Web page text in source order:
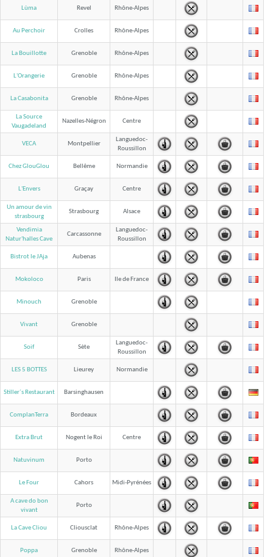
Lùma Revel Rhône-Alpes
Au Perchoir Crolles Rhône-Alpes
La Bouillotte Grenoble Rhône-Alpes
L'Orangerie Grenoble Rhône-Alpes
La Casabonita Grenoble Rhône-Alpes
La Source
Vaugadeland
Nazelles-Négron Centre
VECA Montpellier
Languedoc-
Roussillon
Chez GlouGlou Bellême Normandie
L'Envers Graçay Centre
Un amour de vin
strasbourg
Strasbourg Alsace
Vendimia
Natur'halles Cave
Carcassonne
Languedoc-
Roussillon
Bistrot le JAja Aubenas
Mokoloco Paris Ile de France
Minouch Grenoble
Vivant Grenoble
Soif Sète
Languedoc-
Roussillon
LES 5 BOTTES Lieurey Normandie
Stiller´s Restaurant Barsinghausen
ComplanTerra Bordeaux
Extra Brut Nogent le Roi Centre
Natuvinum Porto
Le Four Cahors Midi-Pyrénées
A cave do bon
vivant
Porto
La Cave Cliou Cliousclat Rhône-Alpes
Poppa Grenoble Rhône-Alpes